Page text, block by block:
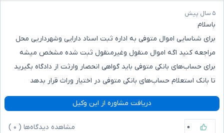
۵ سال پیش
باسلام
برای شناسایی اموال‌ متوفی به اداره ثبت اسناد دارایی وشهرداریی محل
مراجعه کنید اگه اموال‌ منقول وغیرمنقول ثبت شده مشخص میشه
برای حساب‌های بانکی متوفی باید گواهی انحصار وارثت از دادگاه بگیرید
تا بانک استعلام حساب‌های بانکی متوفی در اختیار وراث قرار بدهد
دریافت مشاوره از این وکیل
۰ مشاهده دیدگاه‌ها ( ۰